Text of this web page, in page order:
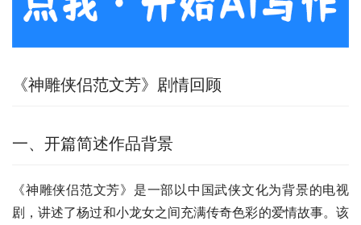
《神雕侠侣范文芳》剧情回顾
一、开篇简述作品背景
《神雕侠侣范文芳》是一部以中国武侠文化为背景的电视
剧，讲述了杨过和小龙女之间充满传奇色彩的爱情故事。该